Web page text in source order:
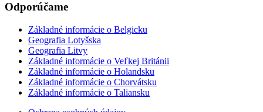
Odporúčame
Základné informácie o Belgicku
Geografia Lotyšska
Geografia Litvy
Základné informácie o Veľkej Británii
Základné informácie o Holandsku
Základné informácie o Chorvátsku
Základné informácie o Taliansku